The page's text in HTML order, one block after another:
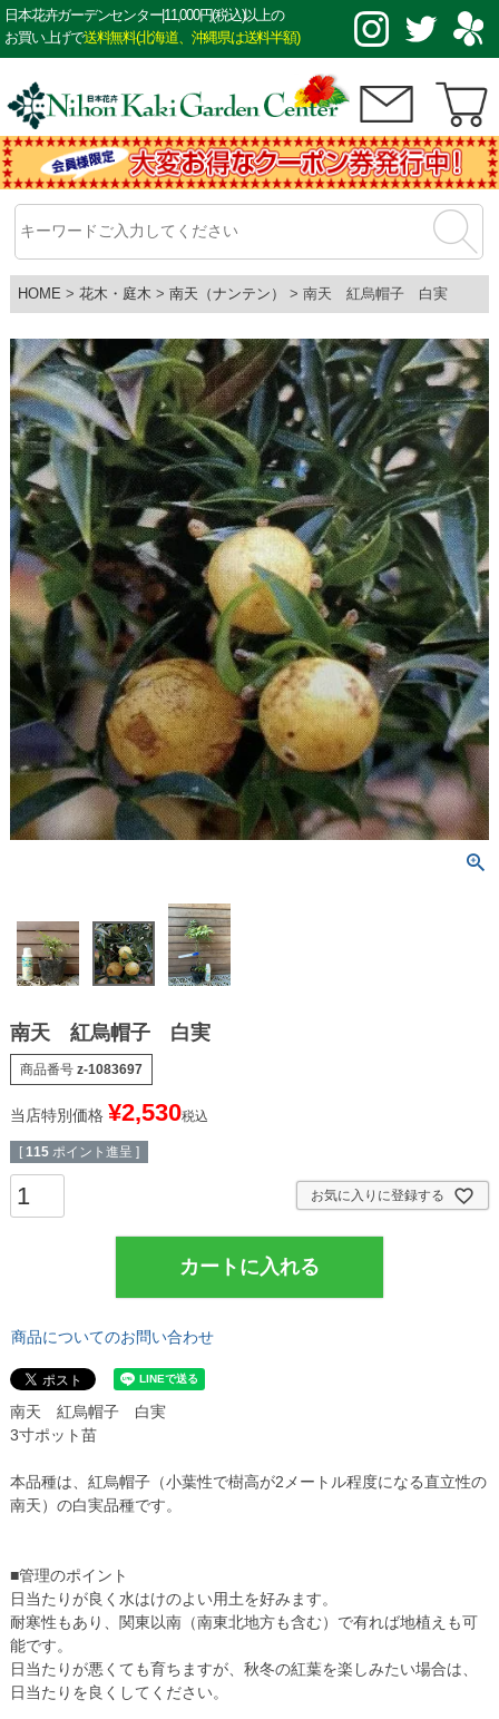
日本花卉ガーデンセンター|11,000円(税込)以上の
お買い上げで送料無料(北海道、沖縄県は送料半額)
HOME 花木・庭木 南天（ナンテン） 南天 紅烏帽子 白実
南天 紅烏帽子 白実
商品番号 z-1083697
当店特別価格 ¥2,530税込
[ 115 ポイント進呈 ]
お気に入りに登録する
カートに入れる
商品についてのお問い合わせ
南天 紅烏帽子 白実
3寸ポット苗
本品種は、紅烏帽子（小葉性で樹高が2メートル程度になる直立性の
南天）の白実品種です。
■管理のポイント
日当たりが良く水はけのよい用土を好みます。
耐寒性もあり、関東以南（南東北地方も含む）で有れば地植えも可
能です。
日当たりが悪くても育ちますが、秋冬の紅葉を楽しみたい場合は、
日当たりを良くしてください。